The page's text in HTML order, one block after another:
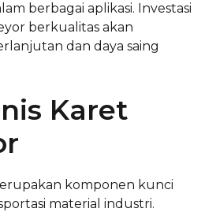
berbagai aplikasi. Investasi
berkualitas akan
dan daya saing
Karet
komponen kunci
material industri.